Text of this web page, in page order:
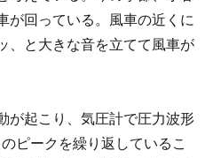
が回っている。風車の近くに
、と大きな音を立てて風車が
が起こり、気圧計で圧力波形
ピークを繰り返しているこ